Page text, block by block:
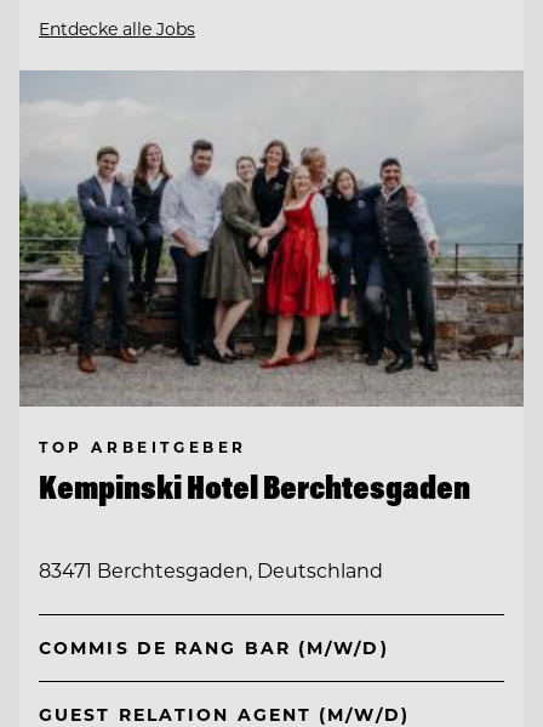
Entdecke alle Jobs
TOP ARBEITGEBER
Kempinski Hotel Berchtesgaden
83471 Berchtesgaden, Deutschland
COMMIS DE RANG BAR (M/W/D)
GUEST RELATION AGENT (M/W/D)